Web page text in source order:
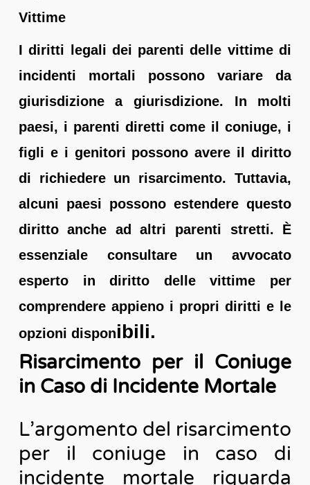
Vittime
I diritti legali dei parenti delle vittime di
incidenti mortali possono variare da
giurisdizione a giurisdizione. In molti
paesi, i parenti diretti come il coniuge, i
figli e i genitori possono avere il diritto
di richiedere un risarcimento. Tuttavia,
alcuni paesi possono estendere questo
diritto anche ad altri parenti stretti. È
essenziale consultare un avvocato
esperto in diritto delle vittime per
comprendere appieno i propri diritti e le
opzioni disponibili.
Risarcimento per il Coniuge
in Caso di Incidente Mortale
L’argomento del risarcimento
per il coniuge in caso di
incidente mortale riguarda